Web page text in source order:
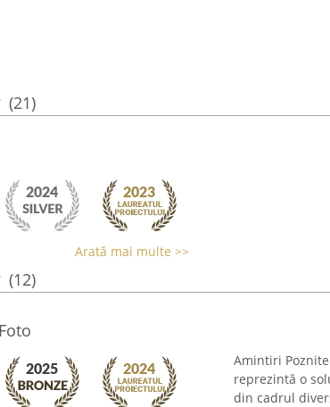
(21)
Arată mai multe >>
(12)
Amintiri
reprezintă o
din cadrul